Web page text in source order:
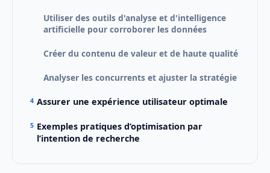
Utiliser des outils d'analyse et d'intelligence
artificielle pour corroborer les données
Créer du contenu de valeur et de haute qualité
Analyser les concurrents et ajuster la stratégie
Assurer une expérience utilisateur optimale
Exemples pratiques d’optimisation par
l’intention de recherche